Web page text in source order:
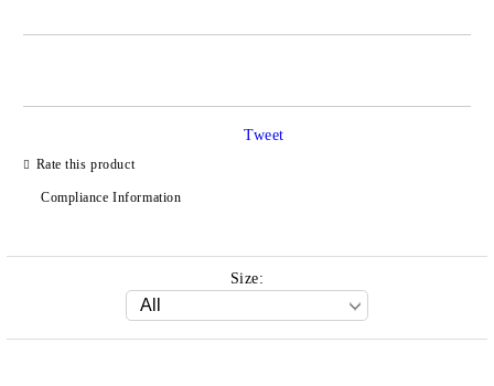
We will contact you to finalize the order
Rate this product
Compliance Information
Tweet
Size: